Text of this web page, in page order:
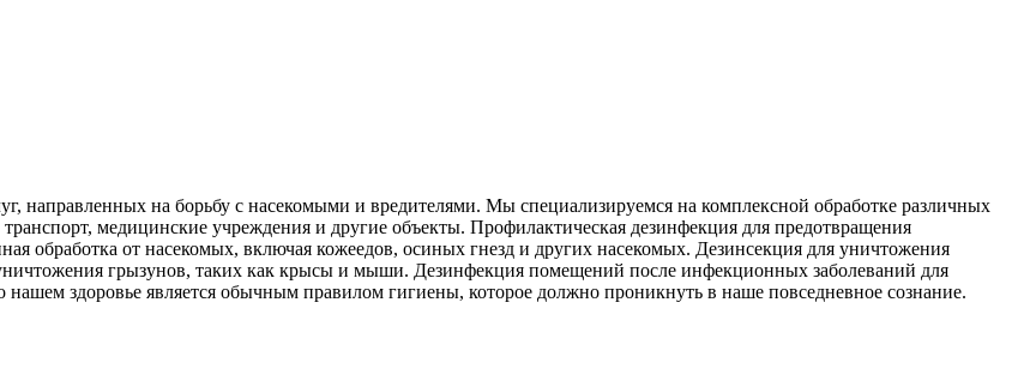
направленных на борьбу с насекомыми и вредителями. Мы специализируемся на комплексной обработке различных
транспорт, медицинские учреждения и другие объекты. Профилактическая дезинфекция для предотвращения
обработка от насекомых, включая кожеедов, осиных гнезд и других насекомых. Дезинсекция для уничтожения
грызунов, таких как крысы и мыши. Дезинфекция помещений после инфекционных заболеваний для
здоровье является обычным правилом гигиены, которое должно проникнуть в наше повседневное сознание.